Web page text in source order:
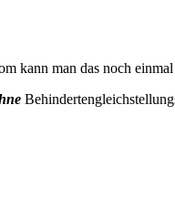
kann man das noch einmal